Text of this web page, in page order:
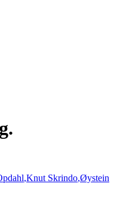
,Knut Skrindo,Øystein